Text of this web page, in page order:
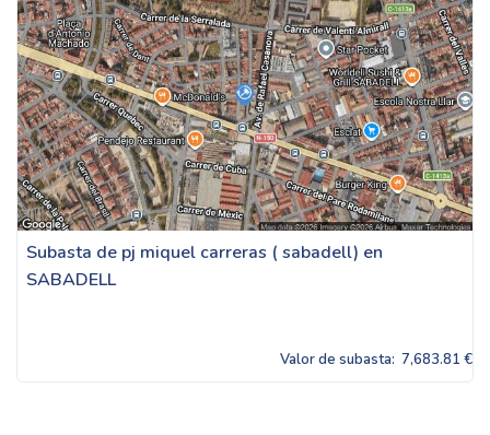
Subasta de pj miquel carreras ( sabadell) en
SABADELL
Valor de subasta: 7,683.81 €